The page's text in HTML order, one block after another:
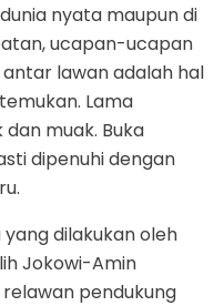
nyata maupun di
ucapan-ucapan
lawan adalah hal
Lama
muak. Buka
dipenuhi dengan
dilakukan oleh
Jokowi-Amin
pendukung